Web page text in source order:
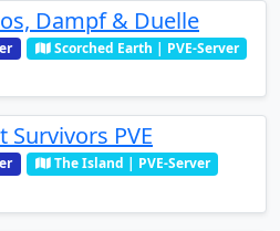
Dampf & Duelle
Scorched Earth | PVE-Server
Survivors PVE
The Island | PVE-Server